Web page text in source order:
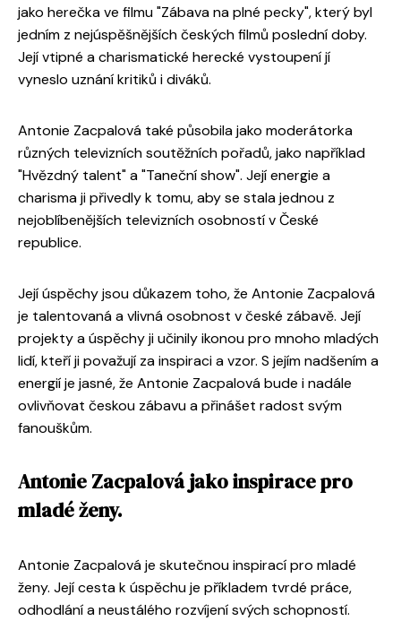
jako herečka ve filmu "Zábava na plné pecky", který byl
jedním z nejúspěšnějších českých filmů poslední doby.
Její vtipné a charismatické herecké vystoupení jí
vyneslo uznání kritiků i diváků.
Antonie Zacpalová také působila jako moderátorka
různých televizních soutěžních pořadů, jako například
"Hvězdný talent" a "Taneční show". Její energie a
charisma ji přivedly k tomu, aby se stala jednou z
nejoblíbenějších televizních osobností v České
republice.
Její úspěchy jsou důkazem toho, že Antonie Zacpalová
je talentovaná a vlivná osobnost v české zábavě. Její
projekty a úspěchy ji učinily ikonou pro mnoho mladých
lidí, kteří ji považují za inspiraci a vzor. S jejím nadšením a
energií je jasné, že Antonie Zacpalová bude i nadále
ovlivňovat českou zábavu a přinášet radost svým
fanouškům.
Antonie Zacpalová jako inspirace pro
mladé ženy.
Antonie Zacpalová je skutečnou inspirací pro mladé
ženy. Její cesta k úspěchu je příkladem tvrdé práce,
odhodlání a neustálého rozvíjení svých schopností.